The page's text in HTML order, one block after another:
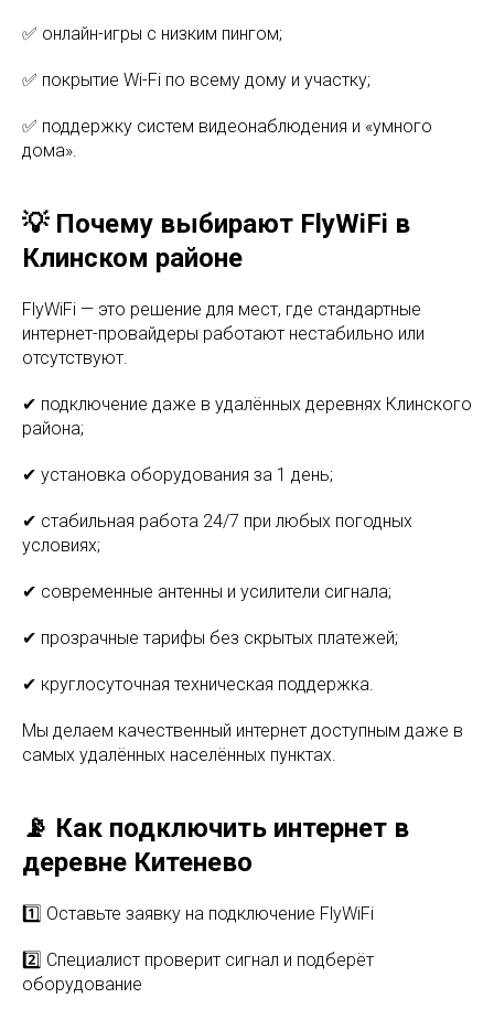
✅ онлайн-игры с низким пингом;
✅ покрытие Wi-Fi по всему дому и участку;
✅ поддержку систем видеонаблюдения и «умного
дома».
💡 Почему выбирают FlyWiFi в
Клинском районе
FlyWiFi — это решение для мест, где стандартные
интернет-провайдеры работают нестабильно или
отсутствуют.
✔ подключение даже в удалённых деревнях Клинского
района;
✔ установка оборудования за 1 день;
✔ стабильная работа 24/7 при любых погодных
условиях;
✔ современные антенны и усилители сигнала;
✔ прозрачные тарифы без скрытых платежей;
✔ круглосуточная техническая поддержка.
Мы делаем качественный интернет доступным даже в
самых удалённых населённых пунктах.
📡 Как подключить интернет в
деревне Китенево
1️⃣ Оставьте заявку на подключение FlyWiFi
2️⃣ Специалист проверит сигнал и подберёт
оборудование